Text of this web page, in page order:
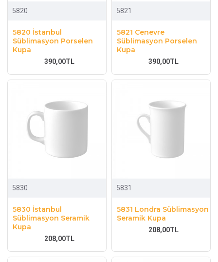
5820
5820 İstanbul
Süblimasyon Porselen
Kupa
390,00TL
5821
5821 Cenevre
Süblimasyon Porselen
Kupa
390,00TL
5830
5830 İstanbul
Süblimasyon Seramik
Kupa
208,00TL
5831
5831 Londra Süblimasyon
Seramik Kupa
208,00TL